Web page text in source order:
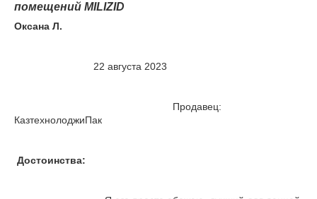
помещений MILIZID
Оксана Л.
22 августа 2023
Продавец:
КазтехнолоджиПак
Достоинства: